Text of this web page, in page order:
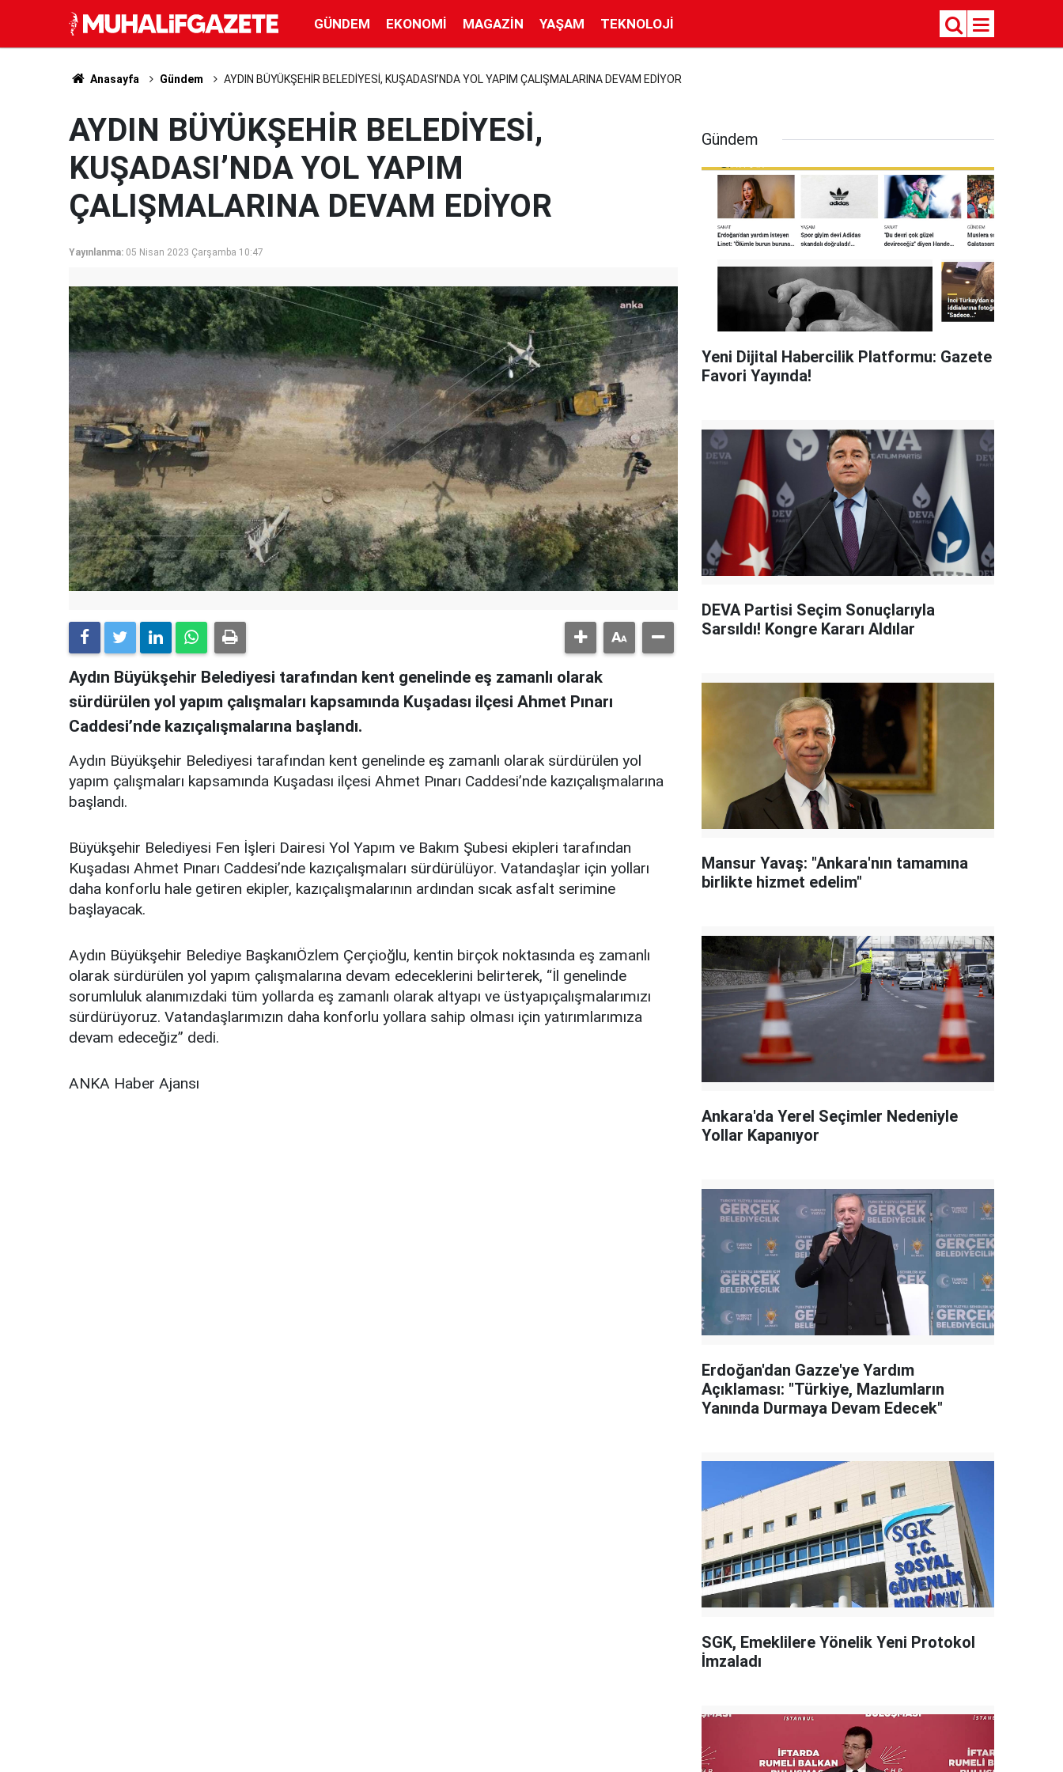
GÜNDEM EKONOMI MAGAZIN YAŞAM TEKNOLOJI
Anasayfa Gündem AYDIN BÜYÜKŞEHİR BELEDİYESİ, KUŞADASI’NDA YOL YAPIM ÇALIŞMALARINA DEVAM EDİYOR
AYDIN BÜYÜKŞEHİR BELEDİYESİ,
KUŞADASI’NDA YOL YAPIM
ÇALIŞMALARINA DEVAM EDİYOR
Yayınlanma: 05 Nisan 2023 Çarşamba 10:47
Aydın Büyükşehir Belediyesi tarafından kent genelinde eş zamanlı olarak
sürdürülen yol yapım çalışmaları kapsamında Kuşadası ilçesi Ahmet Pınarı
Caddesi’nde kazıçalışmalarına başlandı.
Aydın Büyükşehir Belediyesi tarafından kent genelinde eş zamanlı olarak sürdürülen yol
yapım çalışmaları kapsamında Kuşadası ilçesi Ahmet Pınarı Caddesi’nde kazıçalışmalarına
başlandı.
Büyükşehir Belediyesi Fen İşleri Dairesi Yol Yapım ve Bakım Şubesi ekipleri tarafından
Kuşadası Ahmet Pınarı Caddesi’nde kazıçalışmaları sürdürülüyor. Vatandaşlar için yolları
daha konforlu hale getiren ekipler, kazıçalışmalarının ardından sıcak asfalt serimine
başlayacak.
Aydın Büyükşehir Belediye BaşkanıÖzlem Çerçioğlu, kentin birçok noktasında eş zamanlı
olarak sürdürülen yol yapım çalışmalarına devam edeceklerini belirterek, ‘‘İl genelinde
sorumluluk alanımızdaki tüm yollarda eş zamanlı olarak altyapı ve üstyapıçalışmalarımızı
sürdürüyoruz. Vatandaşlarımızın daha konforlu yollara sahip olması için yatırımlarımıza
devam edeceğiz’’ dedi.
ANKA Haber Ajansı
Gündem
Yeni Dijital Habercilik Platformu: Gazete
Favori Yayında!
DEVA Partisi Seçim Sonuçlarıyla
Sarsıldı! Kongre Kararı Aldılar
Mansur Yavaş: "Ankara'nın tamamına
birlikte hizmet edelim"
Ankara'da Yerel Seçimler Nedeniyle
Yollar Kapanıyor
Erdoğan'dan Gazze'ye Yardım
Açıklaması: "Türkiye, Mazlumların
Yanında Durmaya Devam Edecek"
SGK, Emeklilere Yönelik Yeni Protokol
İmzaladı